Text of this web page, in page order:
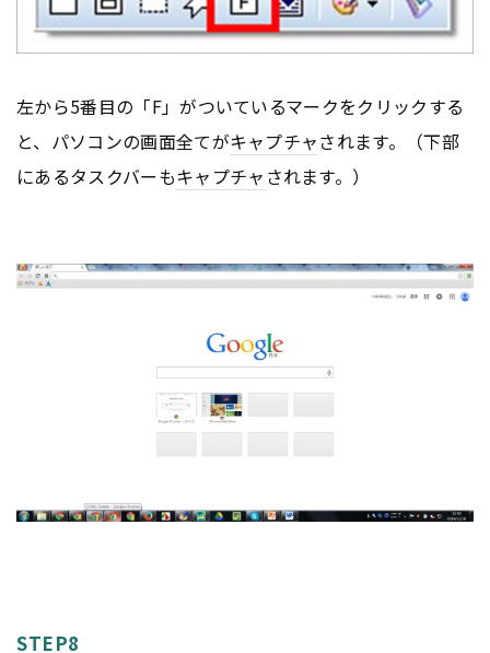
左から5番目の「F」がついているマークをクリックする
と、パソコンの画面全てがキャプチャされます。（下部
にあるタスクバーもキャプチャ されます。）
STEP8